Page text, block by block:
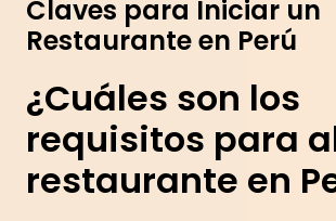
Claves para Iniciar un
Restaurante en Perú
¿Cuáles son los
requisitos para
restaurante en